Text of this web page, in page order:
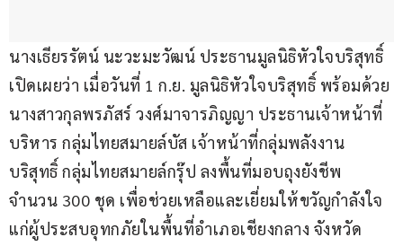
นางเธียรรัตน์ นะวะมะวัฒน์ ประธานมูลนิธิหัวใจบริสุทธิ์
เปิดเผยว่า เมื่อวันที่ 1 ก.ย. มูลนิธิหัวใจบริสุทธิ์ พร้อมด้วย
นางสาวกุลพรภัสร์ วงศ์มาจารภิญญา ประธานเจ้าหน้าที่
บริหาร กลุ่มไทยสมายล์บัส เจ้าหน้าที่กลุ่มพลังงาน
บริสุทธิ์ กลุ่มไทยสมายล์กรุ๊ป ลงพื้นที่มอบถุงยังชีพ
จำนวน 300 ชุด เพื่อช่วยเหลือและเยี่ยมให้ขวัญกำลังใจ
แก่ผู้ประสบอุทกภัยในพื้นที่อำเภอเชียงกลาง จังหวัด